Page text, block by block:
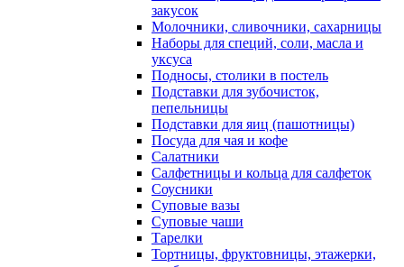
закусок
Молочники, сливочники, сахарницы
Наборы для специй, соли, масла и
уксуса
Подносы, столики в постель
Подставки для зубочисток,
пепельницы
Подставки для яиц (пашотницы)
Посуда для чая и кофе
Салатники
Салфетницы и кольца для салфеток
Соусники
Суповые вазы
Суповые чаши
Тарелки
Тортницы, фруктовницы, этажерки,